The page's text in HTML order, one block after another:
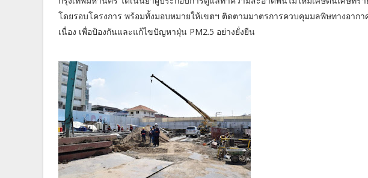
โดยรอบโครงการ พร้อมทั้งมอบหมายให้เขตฯ ติดตามมาตรการควบคุมมลพิษทางอาก
เนื่อง เพื่อป้องกันและแก้ไขปัญหาฝุ่น PM2.5 อย่างยั่งยืน